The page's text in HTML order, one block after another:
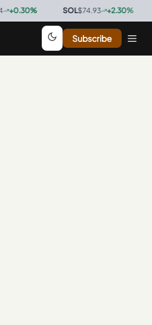
+0.30%· SOL$74.93 +2.30%·
Subscribe